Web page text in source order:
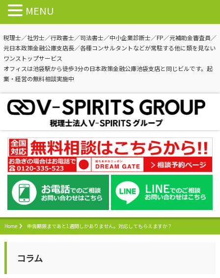
税理士／社労士／行政書士／司法書士／中小企業診断士／FP／元補助金審査員／
元日本政策金融公庫支店長／各種コンサルタントなどが常駐する他に類を見ない
ワンストップサービス
オフィスは池袋駅から徒歩3分の日本政策金融公庫池袋支店と同じビルです。起
業・経営の無料相談実施中
Home 申告期限まであと1週間しかありません。対応してもらえますか？
コラム
MENU